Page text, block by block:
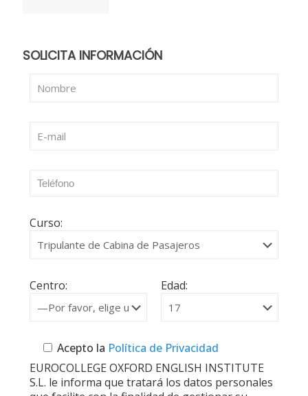
SOLICITA INFORMACIÓN
Curso:
Centro: Edad:
Acepto la Política de Privacidad
EUROCOLLEGE OXFORD ENGLISH INSTITUTE
S.L. le informa que tratará los datos personales